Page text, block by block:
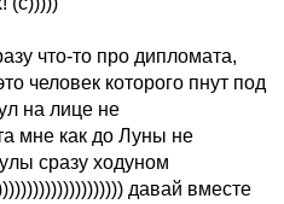
что-то про дипломата,
человек которого пнут под
на лице не
мне как до Луны не
сразу ходуном
давай вместе